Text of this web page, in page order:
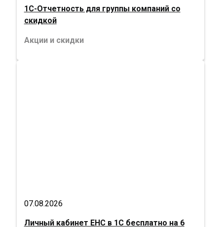
1С-Отчетность для группы компаний со
скидкой
Акции и скидки
07.08.2026
Личный кабинет ЕНС в 1С бесплатно на 6